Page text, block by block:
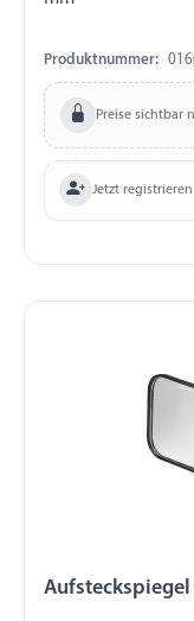
Produktnummer:
Preise sichtbar
Jetzt registrieren
Aufsteckspiegel